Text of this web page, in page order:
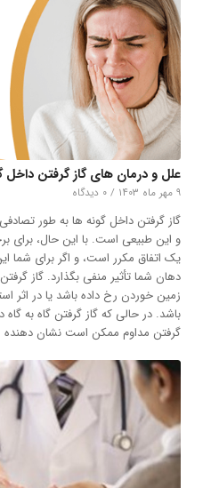
علل و درمان های گاز گرفتن داخل
۹ مهر ماه ۱۴۰۳ / ۰ دیدگاه
گاز گرفتن داخل گونه ها به طور
و این طبیعی است. با این حال، برای
یک اتفاق مکرر است، و اگر برای شما
دهان شما تأثیر منفی بگذارد. گاز
زمین خوردن رخ داده باشد یا در اثر
باشد. در حالی که گاز گرفتن گاه به گاه
گرفتن مداوم ممکن است نشان